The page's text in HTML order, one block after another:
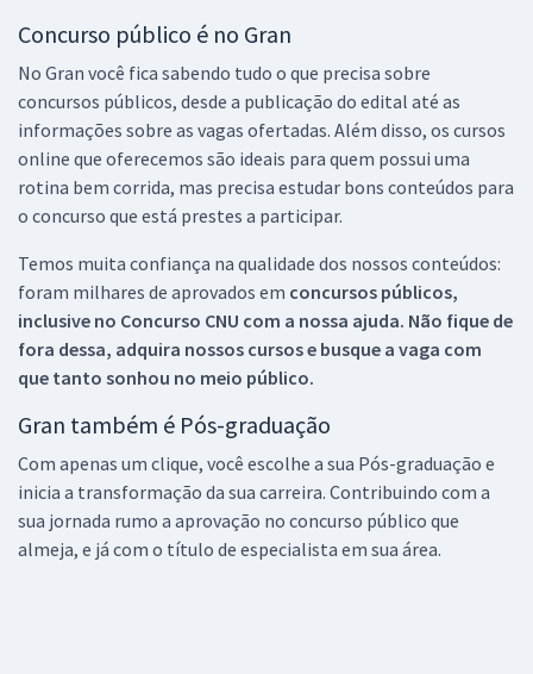
Concurso público é no Gran
No Gran você fica sabendo tudo o que precisa sobre
concursos públicos, desde a publicação do edital até as
informações sobre as vagas ofertadas. Além disso, os cursos
online que oferecemos são ideais para quem possui uma
rotina bem corrida, mas precisa estudar bons conteúdos para
o concurso que está prestes a participar.
Temos muita confiança na qualidade dos nossos conteúdos:
foram milhares de aprovados em concursos públicos,
inclusive no Concurso CNU com a nossa ajuda. Não fique de
fora dessa, adquira nossos cursos e busque a vaga com
que tanto sonhou no meio público.
Gran também é Pós-graduação
Com apenas um clique, você escolhe a sua Pós-graduação e
inicia a transformação da sua carreira. Contribuindo com a
sua jornada rumo a aprovação no concurso público que
almeja, e já com o título de especialista em sua área.